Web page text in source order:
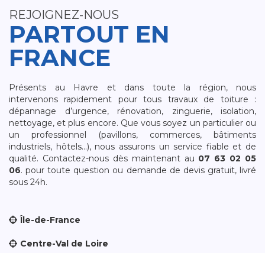
REJOIGNEZ-NOUS
PARTOUT EN
FRANCE
Présents au Havre et dans toute la région, nous
intervenons rapidement pour tous travaux de toiture :
dépannage d’urgence, rénovation, zinguerie, isolation,
nettoyage, et plus encore. Que vous soyez un particulier ou
un professionnel (pavillons, commerces, bâtiments
industriels, hôtels…), nous assurons un service fiable et de
qualité. Contactez-nous dès maintenant au 07 63 02 05
06. pour toute question ou demande de devis gratuit, livré
sous 24h.
Île-de-France
Centre-Val de Loire